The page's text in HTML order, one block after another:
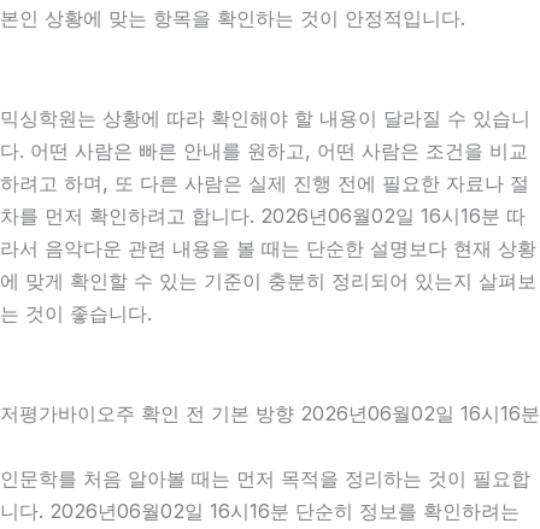
본인 상황에 맞는 항목을 확인하는 것이 안정적입니다.
믹싱학원는 상황에 따라 확인해야 할 내용이 달라질 수 있습니
다. 어떤 사람은 빠른 안내를 원하고, 어떤 사람은 조건을 비교
하려고 하며, 또 다른 사람은 실제 진행 전에 필요한 자료나 절
차를 먼저 확인하려고 합니다. 2026년06월02일 16시16분 따
라서 음악다운 관련 내용을 볼 때는 단순한 설명보다 현재 상황
에 맞게 확인할 수 있는 기준이 충분히 정리되어 있는지 살펴보
는 것이 좋습니다.
저평가바이오주 확인 전 기본 방향 2026년06월02일 16시16분
인문학를 처음 알아볼 때는 먼저 목적을 정리하는 것이 필요합
니다. 2026년06월02일 16시16분 단순히 정보를 확인하려는